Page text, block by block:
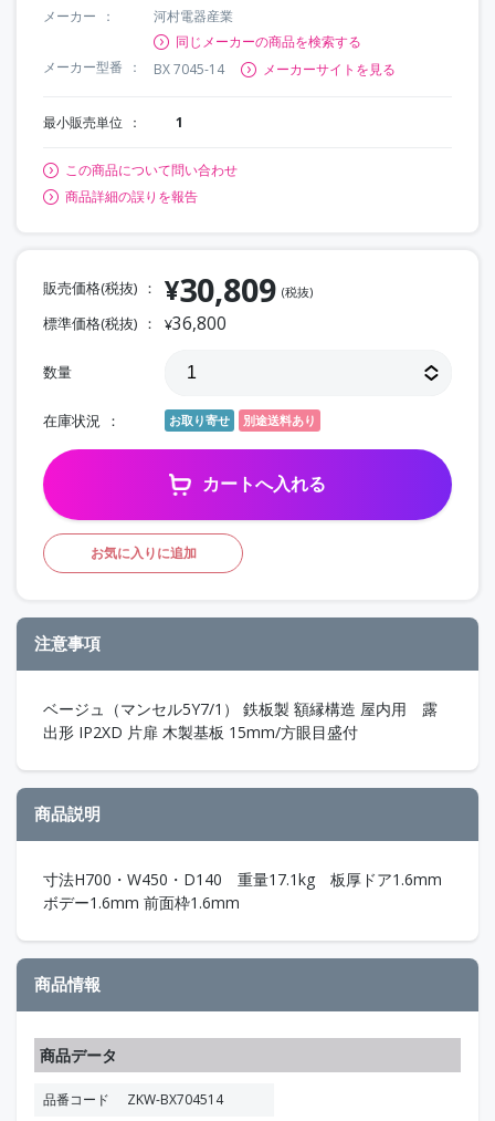
メーカー
河村電器産業
同じメーカーの商品を検索する
メーカー型番
BX 7045-14 メーカーサイトを見る
最小販売単位 1
この商品について問い合わせ
商品詳細の誤りを報告
販売価格(税抜) ¥30,809 (税抜)
標準価格(税抜) ¥36,800
数量
在庫状況 お取り寄せ 別途送料あり
カートへ入れる
お気に入りに追加
注意事項
ベージュ（マンセル5Y7/1） 鉄板製 額縁構造 屋内用 露
出形 IP2XD 片扉 木製基板 15mm/方眼目盛付
商品説明
寸法H700・W450・D140 重量17.1kg 板厚ドア1.6mm
ボデー1.6mm 前面枠1.6mm
商品情報
商品データ
品番コード
ZKW-BX704514